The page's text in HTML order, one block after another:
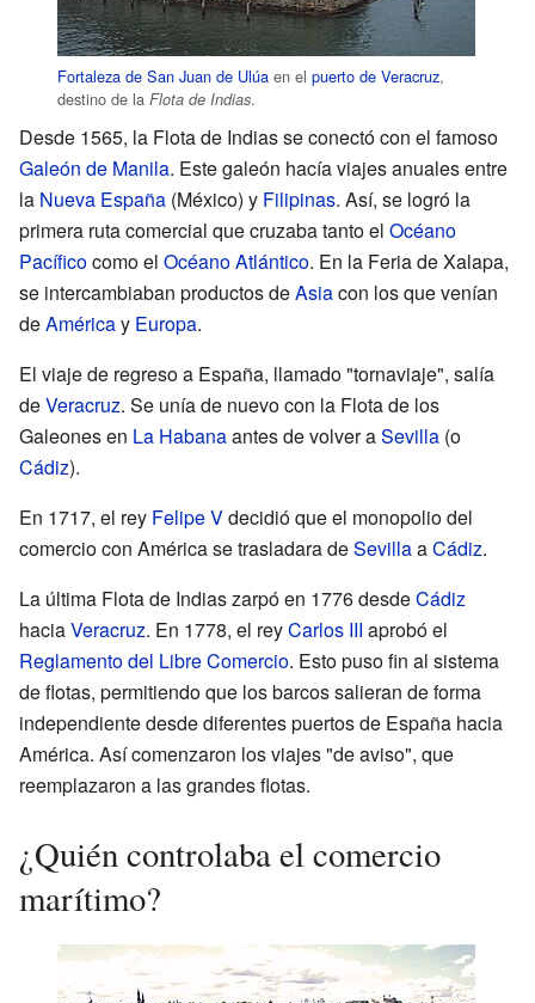
Fortaleza de San Juan de Ulúa en el puerto de Veracruz,
destino de la Flota de Indias.
Desde 1565, la Flota de Indias se conectó con el famoso
Galeón de Manila. Este galeón hacía viajes anuales entre
la Nueva España (México) y Filipinas. Así, se logró la
primera ruta comercial que cruzaba tanto el Océano
Pacíficocomo el Océano Atlántico. En la Feria de Xalapa,
se intercambiaban productos deAsiacon los que venían
deAméricay Europa.
El viaje de regreso a España, llamado "tornaviaje", salía
deVeracruz. Se unía de nuevo con la Flota de los
Galeones en La Habanaantes de volver aSevilla (o
Cádiz).
En 1717, el rey Felipe Vdecidió que el monopolio del
comercio con América se trasladara deSevillaaCádiz.
La última Flota de Indias zarpó en 1776 desdeCádiz
haciaVeracruz. En 1778, el reyCarlos III aprobó el
Reglamento del Libre Comercio. Esto puso fin al sistema
de flotas, permitiendo que los barcos salieran de forma
independiente desde diferentes puertos de España hacia
América. Así comenzaron los viajes "de aviso", que
reemplazaron a las grandes flotas.
¿Quién controlaba el comercio
marítimo?